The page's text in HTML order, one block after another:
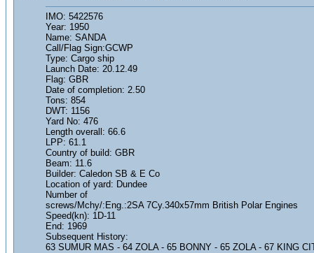
IMO: 5422576
Year: 1950
Name: SANDA
Call/Flag Sign:GCWP
Type: Cargo ship
Launch Date: 20.12.49
Flag: GBR
Date of completion: 2.50
Tons: 854
DWT: 1156
Yard No: 476
Length overall: 66.6
LPP: 61.1
Country of build: GBR
Beam: 11.6
Builder: Caledon SB & E Co
Location of yard: Dundee
Number of
screws/Mchy/:Eng.:2SA 7Cy.340x57mm British Polar Engines
Speed(kn): 1D-11
End: 1969
Subsequent History:
63 SUMUR MAS - 64 ZOLA - 65 BONNY - 65 ZOLA - 67 KING